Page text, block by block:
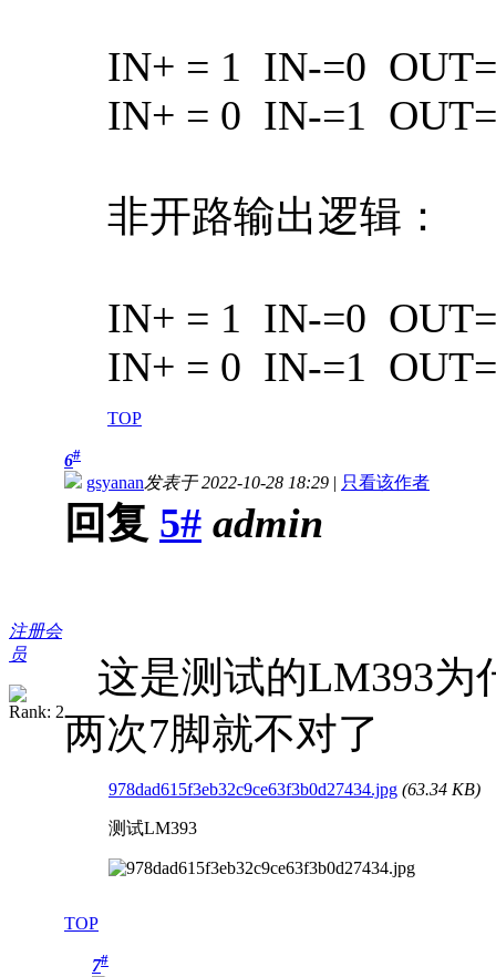
IN+ = 1 IN-=0 OUT=
IN+ = 0 IN-=1
非开路输出逻辑：
IN+ = 1 IN-=0 OUT=
IN+ = 0 IN-=1
TOP
注册会
员
6#
gsyanan发表于 2022-10-28 18:29 | 只看该作者
回复 5# admin
这是测试的LM393为
两次7脚就不对了
978dad615f3eb32c9ce63f3b0d27434.jpg (63.34 KB)
测试LM393
TOP
7#